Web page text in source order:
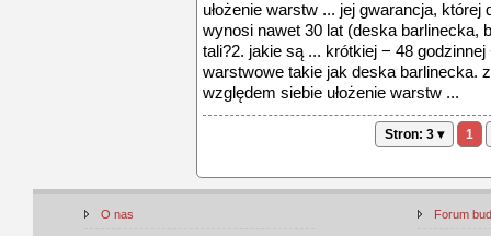
ułożenie warstw ... jej gwarancja,
wynosi nawet 30 lat (deska barlinecka,
tali?2. jakie są ... krótkiej − 48
warstwowe takie jak deska barlinecka.
względem siebie ułożenie warstw ...
Stron: 3 ▾ 1
O nas Forum